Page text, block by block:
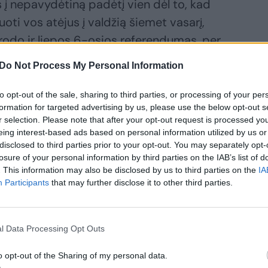
Do Not Process My Personal Information
opt-out of the sale, sharing to third parties, or processing of your
for targeted advertising by us, please use the below opt-out
selection. Please note that after your opt-out request is processed
interest-based ads based on personal information utilized by us
to third parties prior to your opt-out. You may separately
of your personal information by third parties on the IAB’s list of
This information may also be disclosed by us to third parties on the
Participants that may further disclose it to other third parties.
Data Processing Opt Outs
opt-out of the Sharing of my personal data.
nepavydėtiną padėtį vien dėl to, kad
vos atėjus į valdžią šiemet vasarį,
ir liepos 6-osios referendumas, per
nebenorintys taupyti.
pasigirdo kalbų, jog A.Tsipras jau
ir valdančiojoje kraštutinių kairiųjų
Parlamente.
sąlygoms reikia pritarti, nebus lengva.